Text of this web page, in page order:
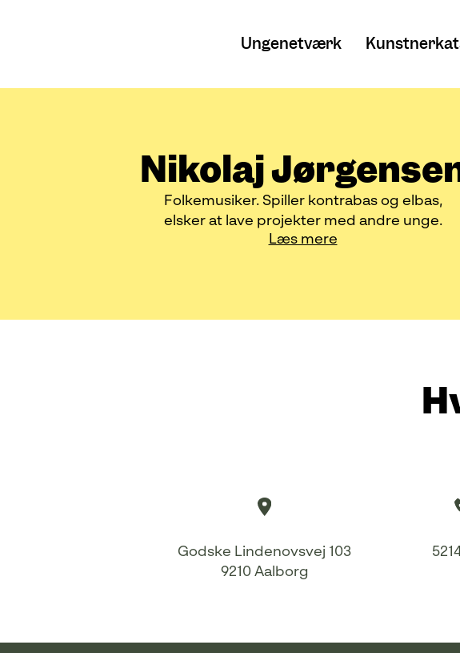
Ungenetværk
Nikolaj
Folkemusiker. Spiller kontrabas og elbas,
elsker at lave projekter med andre unge.
Læs mere
Godske Lindenovsvej 103
9210 Aalborg